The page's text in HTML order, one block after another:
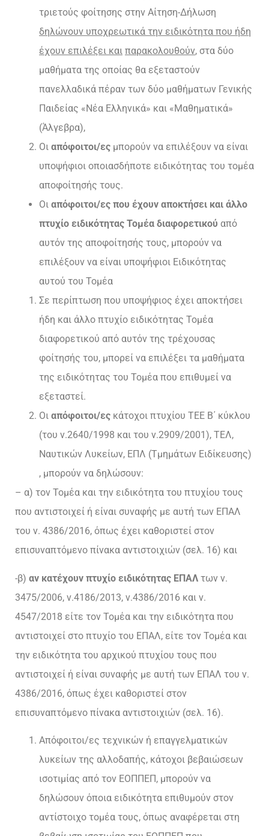
τριετούς φοίτησης στην Αίτηση-Δήλωση
δηλώνουν υποχρεωτικά την ειδικότητα που ήδη
έχουν επιλέξει και παρακολουθούν, στα δύο
μαθήματα της οποίας θα εξεταστούν
πανελλαδικά πέραν των δύο μαθήματων Γενικής
Παιδείας «Νέα Ελληνικά» και «Μαθηματικά»
(Άλγεβρα),
Οι απόφοιτοι/ες μπορούν να επιλέξουν να είναι
υποψήφιοι οποιασδήποτε ειδικότητας του τομέα
αποφοίτησής τους.
Οι απόφοιτοι/ες που έχουν αποκτήσει και άλλο
πτυχίο ειδικότητας Τομέα διαφορετικού από
αυτόν της αποφοίτησής τους, μπορούν να
επιλέξουν να είναι υποψήφιοι Ειδικότητας
αυτού του Τομέα
Σε περίπτωση που υποψήφιος έχει αποκτήσει
ήδη και άλλο πτυχίο ειδικότητας Τομέα
διαφορετικού από αυτόν της τρέχουσας
φοίτησής του, μπορεί να επιλέξει τα μαθήματα
της ειδικότητας του Τομέα που επιθυμεί να
εξεταστεί.
Οι απόφοιτοι/ες κάτοχοι πτυχίου ΤΕΕ Β΄ κύκλου
(του ν.2640/1998 και του ν.2909/2001), ΤΕΛ,
Ναυτικών Λυκείων, ΕΠΛ (Τμημάτων Ειδίκευσης)
, μπορούν να δηλώσουν:
– α) τον Τομέα και την ειδικότητα του πτυχίου τους
που αντιστοιχεί ή είναι συναφής με αυτή των ΕΠΑΛ
του ν. 4386/2016, όπως έχει καθοριστεί στον
επισυναπτόμενο πίνακα αντιστοιχιών (σελ. 16) και
-β) αν κατέχουν πτυχίο ειδικότητας ΕΠΑΛ των ν.
3475/2006, ν.4186/2013, ν.4386/2016 και ν.
4547/2018 είτε τον Τομέα και την ειδικότητα που
αντιστοιχεί στο πτυχίο του ΕΠΑΛ, είτε τον Τομέα και
την ειδικότητα του αρχικού πτυχίου τους που
αντιστοιχεί ή είναι συναφής με αυτή των ΕΠΑΛ του ν.
4386/2016, όπως έχει καθοριστεί στον
επισυναπτόμενο πίνακα αντιστοιχιών (σελ. 16).
Απόφοιτοι/ες τεχνικών ή επαγγελματικών
λυκείων της αλλοδαπής, κάτοχοι βεβαιώσεων
ισοτιμίας από τον ΕΟΠΠΕΠ, μπορούν να
δηλώσουν όποια ειδικότητα επιθυμούν στον
αντίστοιχο τομέα τους, όπως αναφέρεται στη